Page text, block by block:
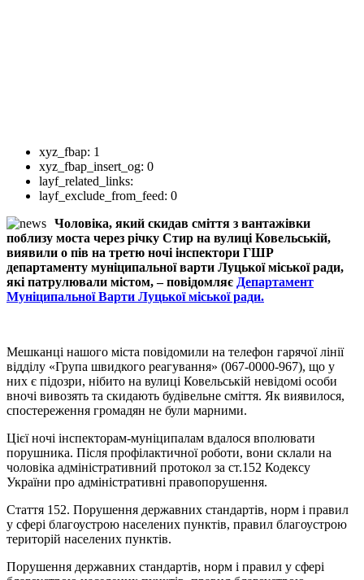
xyz_fbap: 1
xyz_fbap_insert_og: 0
layf_related_links:
layf_exclude_from_feed: 0
Чоловіка, який скидав сміття з вантажівки
поблизу моста через річку Стир на вулиці Ковельській,
виявили о пів на третю ночі інспектори ГШР
департаменту муніципальної варти Луцької міської ради,
які патрулювали містом, – повідомляє Департамент
Муніципальної Варти Луцької міської ради.
Мешканці нашого міста повідомили на телефон гарячої лінії
відділу «Група швидкого реагування» (067-0000-967), що у
них є підозри, нібито на вулиці Ковельській невідомі особи
вночі вивозять та скидають будівельне сміття. Як виявилося,
спостереження громадян не були марними.
Цієї ночі інспекторам-муніципалам вдалося вполювати
порушника. Після профілактичної роботи, вони склали на
чоловіка адміністративний протокол за ст.152 Кодексу
України про адміністративні правопорушення.
Стаття 152. Порушення державних стандартів, норм і правил
у сфері благоустрою населених пунктів, правил благоустрою
територій населених пунктів.
Порушення державних стандартів, норм і правил у сфері